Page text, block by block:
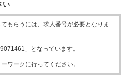
い
もらうには、求人番号が必要となりま
」となっています。
ワークに行ってください。